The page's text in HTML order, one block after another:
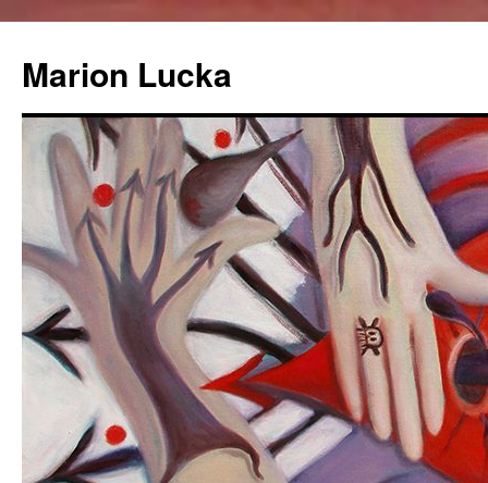
Marion Lucka